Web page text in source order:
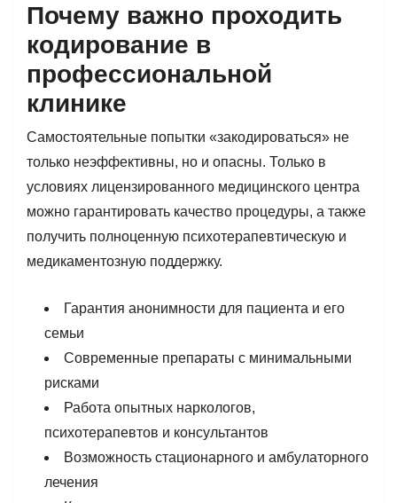
Почему важно проходить
кодирование в
профессиональной
клинике
Самостоятельные попытки «закодироваться» не
только неэффективны, но и опасны. Только в
условиях лицензированного медицинского центра
можно гарантировать качество процедуры, а также
получить полноценную психотерапевтическую и
медикаментозную поддержку.
Гарантия анонимности для пациента и его
семьи
Современные препараты с минимальными
рисками
Работа опытных наркологов,
психотерапевтов и консультантов
Возможность стационарного и амбулаторного
лечения